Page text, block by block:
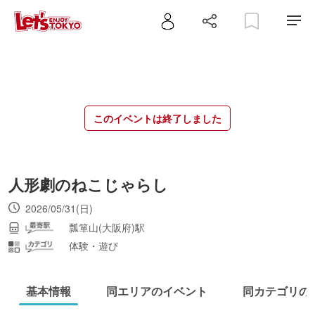
このイベントは終了しました
人形劇のねこじゃらし
2026/05/31(日)
瓢箪山(大阪府)駅
体験・遊び
基本情報 同エリアのイベント 同カテゴリの